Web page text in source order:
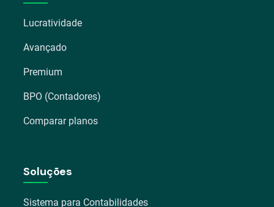
Lucratividade
Avançado
Premium
BPO (Contadores)
Comparar planos
Soluções
Sistema para Contabilidades